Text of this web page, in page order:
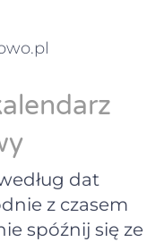
dat
z czasem
spóźnij się ze